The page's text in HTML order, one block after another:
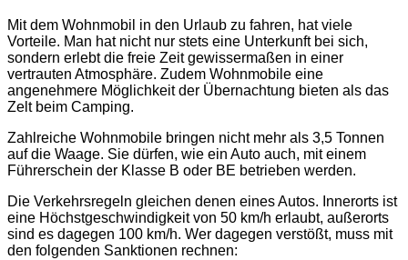
Mit dem Wohnmobil in den Urlaub zu fahren, hat viele
Vorteile. Man hat nicht nur stets eine Unterkunft bei sich,
sondern erlebt die freie Zeit gewissermaßen in einer
vertrauten Atmosphäre. Zudem Wohnmobile eine
angenehmere Möglichkeit der Übernachtung bieten als das
Zelt beim Camping.
Zahlreiche Wohnmobile bringen nicht mehr als 3,5 Tonnen
auf die Waage. Sie dürfen, wie ein Auto auch, mit einem
Führerschein der Klasse B oder BE betrieben werden.
Die Verkehrsregeln gleichen denen eines Autos. Innerorts ist
eine Höchstgeschwindigkeit von 50 km/h erlaubt, außerorts
sind es dagegen 100 km/h. Wer dagegen verstößt, muss mit
den folgenden Sanktionen rechnen: